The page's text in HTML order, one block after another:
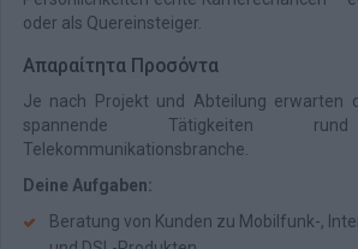
oder als Quereinsteiger.
Απαραίτητα Προσόντα
Je nach Projekt und Abteilung erwarten
spannende Tätigkeiten
Telekommunikationsbranche.
Deine Aufgaben:
Beratung von Kunden zu Mobilfunk-,